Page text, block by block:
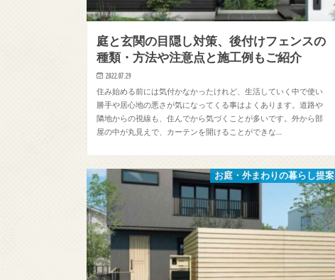
庭と玄関の目隠し対策、後付けフェンスの
種類・方法や注意点と施工例もご紹介
2022.07.29
住み始める前には気付かなかったけれど、生活していく中で使い
勝手や居心地の悪さが気になってくる事はよくあります。道路や
隣地からの視線も、住んでから気づくことが多いです。外から部
屋の中が丸見えで、カーテンを開けることができな…
お庭・外まわりの暮らし提案